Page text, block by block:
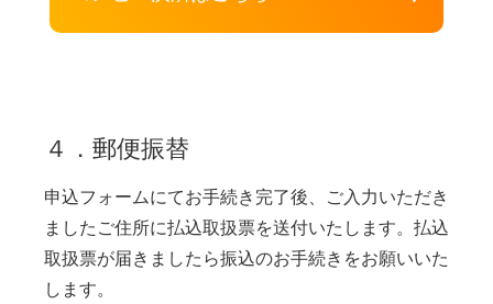
４．郵便振替
申込フォームにてお手続き完了後、ご入力いただき
ましたご住所に払込取扱票を送付いたします。払込
取扱票が届きましたら振込のお手続きをお願いいた
します。